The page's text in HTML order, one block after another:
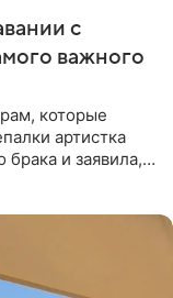
с
важного
которые
артистка
брака и заявила,